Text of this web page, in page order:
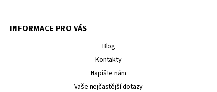
INFORMACE PRO VÁS
Blog
Kontakty
Napište nám
Vaše nejčastější dotazy